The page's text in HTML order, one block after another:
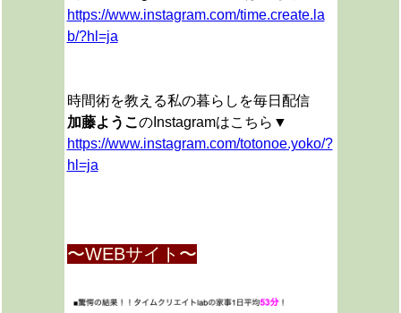
https://www.instagram.com/time.create.la
b/?hl=ja
時間術を教える私の暮らしを毎日配信
加藤ようこ のInstagramはこちら▼
https://www.instagram.com/totonoe.yoko/?
hl=ja
〜WEBサイト〜